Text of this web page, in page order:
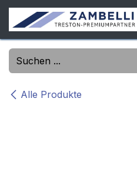
Zum Inhalt springen
Alle Produkte